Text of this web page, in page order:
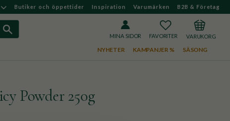
Butiker och öppettider Inspiration Varumärken B2B & Företag
MINA SIDOR
FAVORITERKUNDVAGN
NYHETER KAMPANJER % SÄSONG
Powder 250g